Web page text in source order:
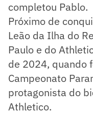
completou Pablo.
Próximo de
Leão da Ilha do
Paulo e do
de 2024, quando
Campeonato
protagonista do
Athletico.